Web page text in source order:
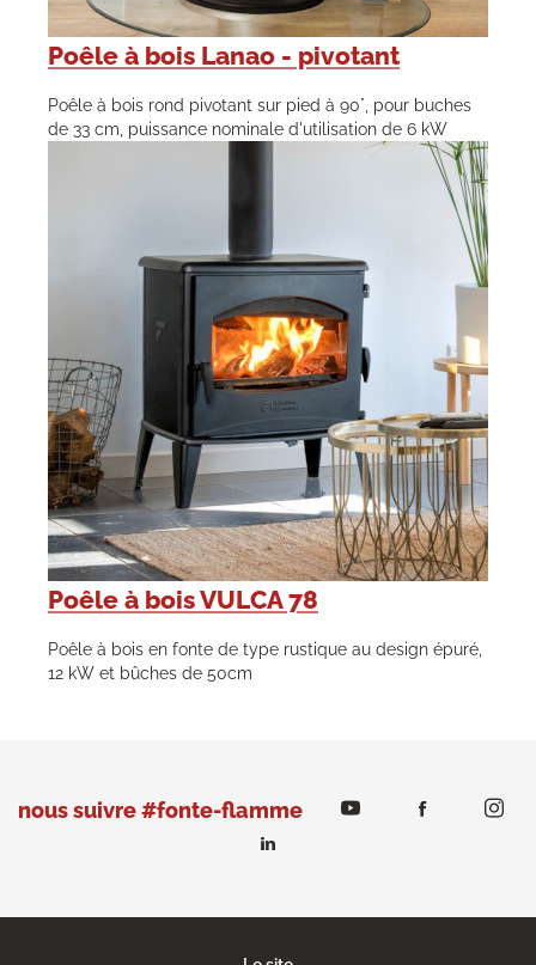
Poêle à bois Lanao - pivotant
Poêle à bois rond pivotant sur pied à 90°, pour buches
de 33 cm, puissance nominale d'utilisation de 6 kW
Poêle à bois VULCA 78
Poêle à bois en fonte de type rustique au design épuré,
12 kW et bûches de 50cm
nous suivre #fonte-flamme